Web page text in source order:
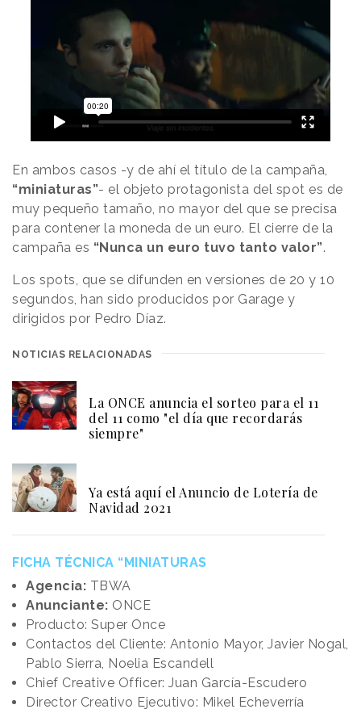
En ambos casos -y de ahí el título de la campaña,
“miniaturas”- el objeto protagonista del spot es de
muy pequeño tamaño, no mayor del que se precisa
para contener la moneda de un euro. El cierre de la
campaña es “Nunca un euro tuvo tanto valor”.
Los spots, que se difunden en versiones de 20 y 10
segundos, han sido producidos por Garage y
dirigidos por Pedro Díaz.
NOTICIAS RELACIONADAS
La ONCE anuncia el sorteo para el 11
del 11 como "el día que recordarás
siempre"
Ya está aquí el Anuncio de Lotería de
Navidad 2021
FICHA TÉCNICA “MINIATURAS
Agencia: TBWA
Anunciante: ONCE
Producto: Super Once
Contactos del Cliente: Antonio Mayor, Javier Nogal,
Pablo Sierra, Noelia Escandell
Chief Creative Officer: Juan García-Escudero
Director Creativo Ejecutivo: Mikel Echeverría